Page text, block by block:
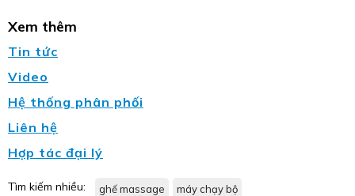
Xem thêm
Tin tức
Video
Hệ thống phân phối
Liên hệ
Hợp tác đại lý
Tìm kiếm nhiều: ghế massage máy chạy bộ